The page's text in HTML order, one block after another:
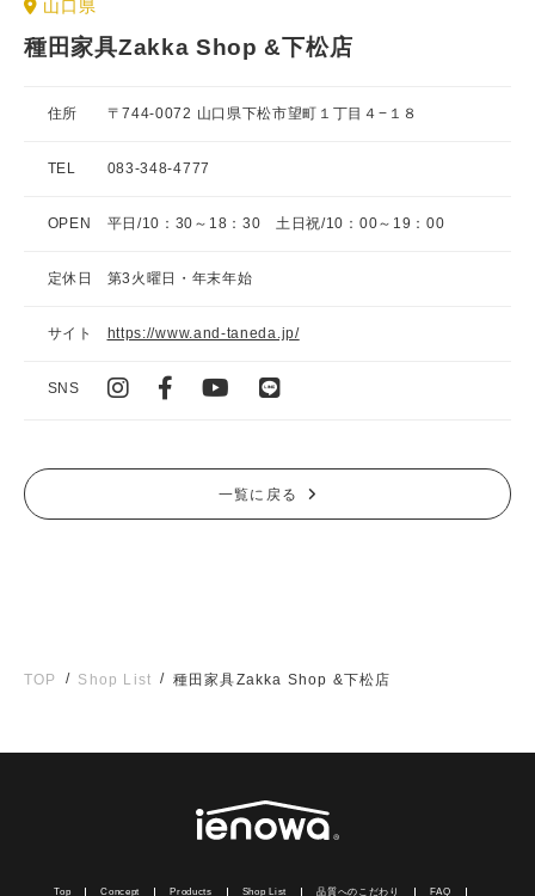
山口県
種田家具Zakka Shop &下松店
住所 〒744-0072 山口県下松市望町１丁目４−１８
TEL 083-348-4777
OPEN 平日/10：30～18：30 土日祝/10：00～19：00
定休日 第3火曜日・年末年始
サイト https://www.and-taneda.jp/
SNS
一覧に戻る
TOP / Shop List / 種田家具Zakka Shop &下松店
Top Concept Products Shop List 品質へのこだわり FAQ